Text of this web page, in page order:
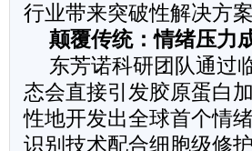
行业带来突破性解决方案
颠覆传统：情绪压力
东芳诺科研团队通过
态会直接引发胶原蛋白
性地开发出全球首个情
识别技术配合细胞级修